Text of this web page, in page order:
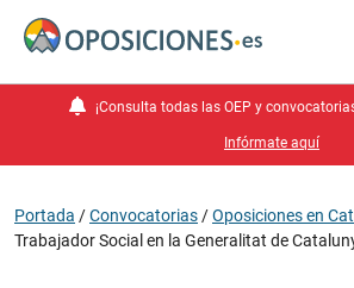
¡Consulta todas las OEP y
Infórmate aquí
Portada /Convocatorias /Oposiciones en
Trabajador Social en la Generalitat de